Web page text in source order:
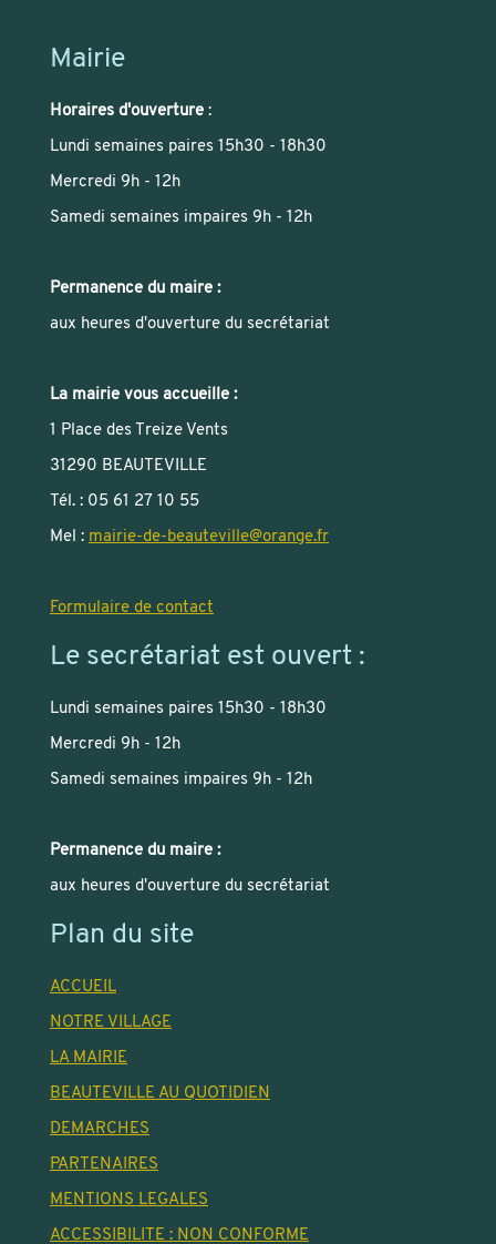
Mairie
Horaires d'ouverture :
Lundi semaines paires 15h30 - 18h30
Mercredi 9h - 12h
Samedi semaines impaires 9h - 12h
Permanence du maire :
aux heures d'ouverture du secrétariat
La mairie vous accueille :
1 Place des Treize Vents
31290 BEAUTEVILLE
Tél. : 05 61 27 10 55
Mel : mairie-de-beauteville@orange.fr
Formulaire de contact
Le secrétariat est ouvert :
Lundi semaines paires 15h30 - 18h30
Mercredi 9h - 12h
Samedi semaines impaires 9h - 12h
Permanence du maire :
aux heures d'ouverture du secrétariat
Plan du site
ACCUEIL
NOTRE VILLAGE
LA MAIRIE
BEAUTEVILLE AU QUOTIDIEN
DEMARCHES
PARTENAIRES
MENTIONS LEGALES
ACCESSIBILITE : NON CONFORME